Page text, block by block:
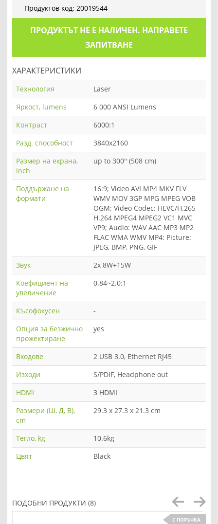
Продуктов код: 20019544
ПРОДУКТЪТ НЕ Е НАЛИЧЕН. НАПРАВЕТЕ
ЗАПИТВАНЕ
ХАРАКТЕРИСТИКИ
Технология
Laser
Яркост, lumens
6 000 ANSI Lumens
Контраст
6000:1
Разд. способност
3840x2160
Размер на екрана,
inch
up to 300'' (508 cm)
Поддържане на
формати
16:9; Video AVI MP4 MKV FLV
WMV MOV 3GP MPG MPEG VOB
OGM; Video Codec: HEVC/H.265
H.264 MPEG4 MPEG2 VC1 MVC
VP9; Audio: WAV AAC MP3 MP2
FLAC WMA WMV MP4; Picture:
JPEG, BMP, PNG, GIF
Звук
2x 8W+15W
Коефициент на
увеличение
0.84~2.0:1
Късофокусен
-
Опция за безжично
прожектиране
yes
Входове
2 USB 3.0, Ethernet RJ45
Изходи
S/PDIF, Headphone out
HDMI
3 HDMI
Размери (Ш, Д, В),
cm
29.3 x 27.3 x 21.3 cm
Тегло, kg
10.6kg
Цвят
Black
ПОДОБНИ ПРОДУКТИ (8)
С ПОРЪЧКА